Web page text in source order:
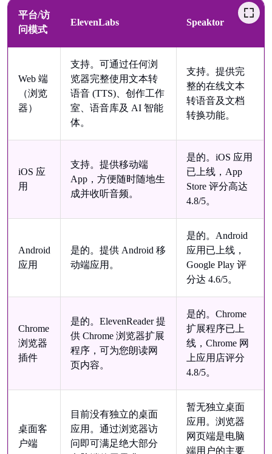
平台/访
问模式
ElevenLabs Speaktor
Web 端
（浏览
器）
支持。可通过任何浏
览器完整使用文本转
语音 (TTS)、创作工作
室、语音库及 AI 智能
体。
支持。提供完
整的在线文本
转语音及文档
转换功能。
iOS 应
用
支持。提供移动端
App，方便随时随地生
成并收听音频。
是的。iOS 应用
已上线，App
Store 评分高达
4.8/5。
Android
应用
是的。提供 Android 移
动端应用。
是的。Android
应用已上线，
Google Play 评
分达 4.6/5。
Chrome
浏览器
插件
是的。ElevenReader 提
供 Chrome 浏览器扩展
程序，可为您朗读网
页内容。
是的。Chrome
扩展程序已上
线，Chrome 网
上应用店评分
4.8/5。
桌面客
户端
目前没有独立的桌面
应用。通过浏览器访
问即可满足绝大部分
暂无独立桌面
应用。浏览器
网页端是电脑
端用户的主要